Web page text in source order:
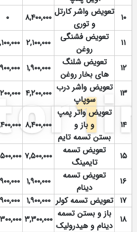
۱۰ تعویض واشر کارتل
و توری
۸,۴۰۰,۰۰۰ ۰
۱۱
تعویض فشنگی
روغن
۲,۱۰۰,۰۰۰
۱۲
تعویض شلنگ
های بخار روغن
۱,۹۰۰,۰۰۰
۱۳
تعویض واشر درب
سوپاپ
۴,۲۰۰,۰۰۰
۱۴
تعویض واتر پمپ
و باز و
بستن تسمه تایم
۸,۴۰۰,۰۰۰
۱۵
تعویض تسمه
تایمینگ
۷,۵۰۰,۰۰۰
۱۶
تعویض تسمه
دینام
۱,۹۰۰,۰۰۰
۱۷ تعویض تسمه کولر ۱,۹۰۰,۰۰۰
۱۸
باز و بستن تسمه
دینام و هیدرولیک
۳,۳۰۰,۰۰۰